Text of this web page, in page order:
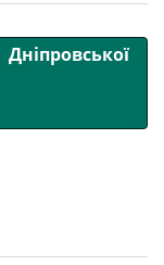
Дніпровської